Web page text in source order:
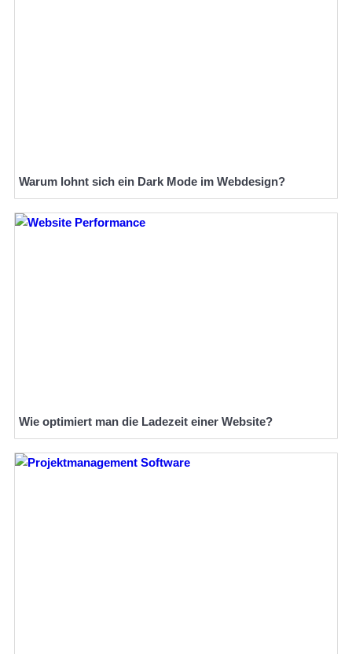
Warum lohnt sich ein Dark Mode im Webdesign?
Wie optimiert man die Ladezeit einer Website?